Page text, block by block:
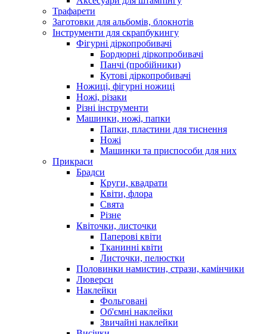
Трафарети
Заготовки для альбомів, блокнотів
Інструменти для скрапбукингу
Фігурні діркопробивачі
Бордюрні діркопробивачі
Панчі (пробійники)
Кутові діркопробивачі
Ножиці, фігурні ножиці
Ножі, різаки
Різні інструменти
Машинки, ножі, папки
Папки, пластини для тиснення
Ножі
Машинки та приспособи для них
Прикраси
Брадси
Круги, квадрати
Квіти, флора
Свята
Різне
Квіточки, листочки
Паперові квіти
Тканинні квіти
Листочки, пелюстки
Половинки намистин, стрази, камінчики
Люверси
Наклейки
Фольговані
Об'ємні наклейки
Звичайні наклейки